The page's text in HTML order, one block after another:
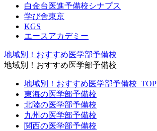
白金台医進予備校シナプス
学び舎東京
KGS
エースアカデミー
地域別！おすすめ医学部予備校
地域別！おすすめ医学部予備校
地域別！おすすめ医学部予備校_TOP
東海の医学部予備校
北陸の医学部予備校
九州の医学部予備校
関西の医学部予備校